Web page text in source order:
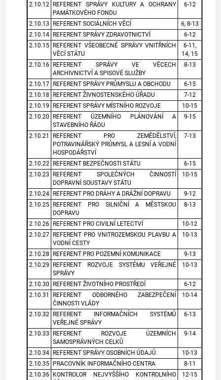
2.10.12
REFERENT SPRÁVY KULTURY A OCHRANY
PAMÁTKOVÉHO FONDU
6-12
2.10.13 REFERENT SOCIÁLNÍCH VĚCÍ
6, 8-13
2.10.14 REFERENT SPRÁVY ZDRAVOTNICTVÍ
6-12
2.10.15 REFERENT VŠEOBECNÉ SPRÁVY VNITŘNÍCH
VĚCÍ STÁTU
6-11,
14, 15
2.10.16 REFERENT SPRÁVY VE VĚCECH
ARCHIVNICTVÍ A SPISOVÉ SLUŽBY
8-13
2.10.17 REFERENT SPRÁVY PRŮMYSLU A OBCHODU
6-15
2.10.18
REFERENT ŽIVNOSTENSKÉHO ÚŘADU
7-12
2.10.19
REFERENT SPRÁVY MÍSTNÍHO ROZVOJE
10-15
2.10.20
REFERENT ÚZEMNÍHO PLÁNOVÁNÍ A
STAVEBNÍHO ŘÁDU
9-15
2.10.21
REFERENT PRO ZEMĚDĚLSTVÍ,
POTRAVINÁŘSKÝ PRŮMYSL A LESNÍ A VODNÍ
HOSPODÁŘSTVÍ
7-13
2.10.22 REFERENT BEZPEČNOSTI STÁTU
6-15
2.10.23
REFERENT SPOLEČNÝCH ČINNOSTÍ
DOPRAVNÍ SOUSTAVY STÁTU
10-15
2.10.24 REFERENT PRO DRÁHY A DRÁŽNÍ DOPRAVU
9-12
2.10.25 REFERENT PRO SILNIČNÍ A MĚSTSKOU
DOPRAVU
8-13
2.10.26 REFERENT PRO CIVILNÍ LETECTVÍ
10-12
2.10.27 REFERENT PRO VNITROZEMSKOU PLAVBU A
VODNÍ CESTY
10-13
2.10.28 REFERENT PRO POZEMNÍ KOMUNIKACE
9-13
2.10.29
REFERENT ROZVOJE SYSTÉMU VEŘEJNÉ
SPRÁVY
10-13
2.10.30 REFERENT ŽIVOTNÍHO PROSTŘEDÍ
6-12
2.10.31
REFERENT ODBORNÉHO ZABEZPEČENÍ
ČINNOSTI VLÁDY
10-14
2.10.32
REFERENT INFORMAČNÍCH SYSTÉMŮ
VEŘEJNÉ SPRÁVY
6-13
2.10.33
REFERENT ROZVOJE ÚZEMNÍCH
SAMOSPRÁVNÝCH CELKŮ
9-14
2.10.34 REFERENT SPRÁVY OSOBNÍCH ÚDAJŮ
10-13
2.10.35 PRACOVNÍK INFORMAČNÍHO CENTRA
8-11
2.10.36 KONTROLOR NEJVYŠŠÍHO KONTROLNÍHO
12-15